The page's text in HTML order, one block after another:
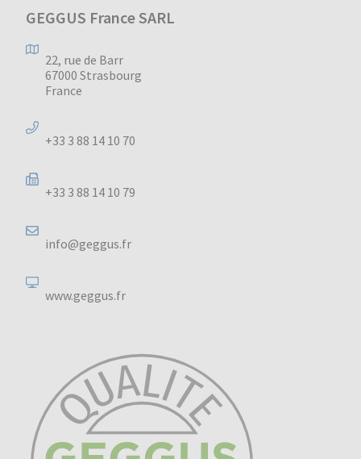
GEGGUS France SARL
22, rue de Barr
67000 Strasbourg
France
+33 3 88 14 10 70
+33 3 88 14 10 79
info@geggus.fr
www.geggus.fr